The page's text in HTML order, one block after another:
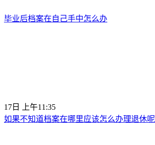
毕业后档案在自己手中怎么办
17日 上午11:35
如果不知道档案在哪里应该怎么办理退休呢